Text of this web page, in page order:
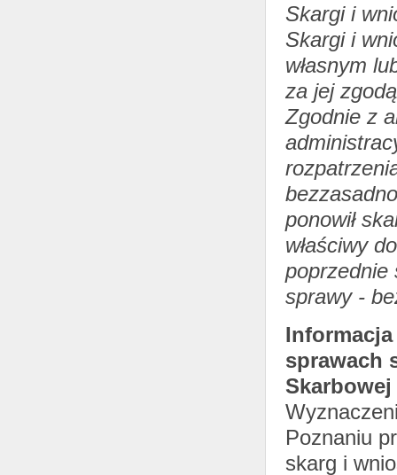
Skargi i
Skargi i
własnym
za jej
Zgodnie z
ponowił
właściwy
poprzednie
sprawy -
sprawach
Poznaniu
skarg i